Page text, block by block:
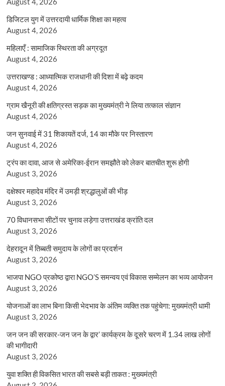
डिजिटल युग में उत्तरदायी धार्मिक शिक्षा का महत्व
August 4, 2026
महिलाएँ : सामाजिक स्थिरता की अग्रदूत
August 4, 2026
उत्तराखण्ड : आध्यात्मिक राजधानी की दिशा में बढ़े कदम
August 4, 2026
ग्राम खैनूरी की क्षतिग्रस्त सड़क का मुख्यमंत्री ने लिया तत्काल संज्ञान
August 4, 2026
जन सुनवाई में 31 शिकायतें दर्ज, 14 का मौके पर निस्तारण
August 4, 2026
ट्रंप का दावा, आज से अमेरिका-ईरान समझौते को लेकर बातचीत शुरू होगी
August 3, 2026
दक्षेश्वर महादेव मंदिर में उमड़ी श्रद्धालुओं की भीड़
August 3, 2026
70 विधानसभा सीटों पर चुनाव लड़ेगा उत्तराखंड क्रांति दल
August 3, 2026
देहरादून में तिब्बती समुदाय के लोगों का प्रदर्शन
August 3, 2026
भाजपा NGO प्रकोष्ठ द्वारा NGO’S समन्वय एवं विकास सम्मेलन का भव्य आयोजन
August 3, 2026
योजनाओं का लाभ बिना किसी भेदभाव के अंतिम व्यक्ति तक पहुंचेगा: मुख्यमंत्री धामी
August 3, 2026
जन जन की सरकार-जन जन के द्वार’ कार्यक्रम के दूसरे चरण में 1.34 लाख लोगों
की भागीदारी
August 3, 2026
युवा शक्ति ही विकसित भारत की सबसे बड़ी ताकत : मुख्यमंत्री